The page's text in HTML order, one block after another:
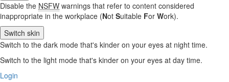
Disable the NSFW warnings that refer to content considered
inappropriate in the workplace (Not Suitable For Work).
Switch skin
Switch to the dark mode that's kinder on your eyes at night time.
Switch to the light mode that's kinder on your eyes at day time.
Login